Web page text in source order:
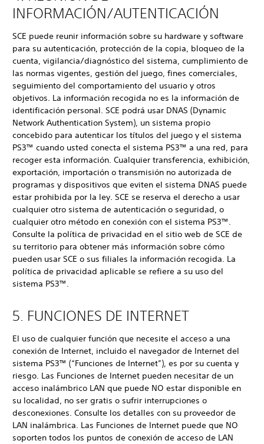
INFORMACIÓN/AUTENTICACIÓN
SCE puede reunir información sobre su hardware y software
para su autenticación, protección de la copia, bloqueo de la
cuenta, vigilancia/diagnóstico del sistema, cumplimiento de
las normas vigentes, gestión del juego, fines comerciales,
seguimiento del comportamiento del usuario y otros
objetivos. La información recogida no es la información de
identificación personal. SCE podrá usar DNAS (Dynamic
Network Authentication System), un sistema propio
concebido para autenticar los títulos del juego y el sistema
PS3™ cuando usted conecta el sistema PS3™ a una red, para
recoger esta información. Cualquier transferencia, exhibición,
exportación, importación o transmisión no autorizada de
programas y dispositivos que eviten el sistema DNAS puede
estar prohibida por la ley. SCE se reserva el derecho a usar
cualquier otro sistema de autenticación o seguridad, o
cualquier otro método en conexión con el sistema PS3™.
Consulte la política de privacidad en el sitio web de SCE de
su territorio para obtener más información sobre cómo
pueden usar SCE o sus filiales la información recogida. La
política de privacidad aplicable se refiere a su uso del
sistema PS3™.
5. FUNCIONES DE INTERNET
El uso de cualquier función que necesite el acceso a una
conexión de Internet, incluido el navegador de Internet del
sistema PS3™ (“Funciones de Internet”), es por su cuenta y
riesgo. Las Funciones de Internet pueden necesitar de un
acceso inalámbrico LAN que puede NO estar disponible en
su localidad, no ser gratis o sufrir interrupciones o
desconexiones. Consulte los detalles con su proveedor de
LAN inalámbrica. Las Funciones de Internet puede que NO
soporten todos los puntos de conexión de acceso de LAN